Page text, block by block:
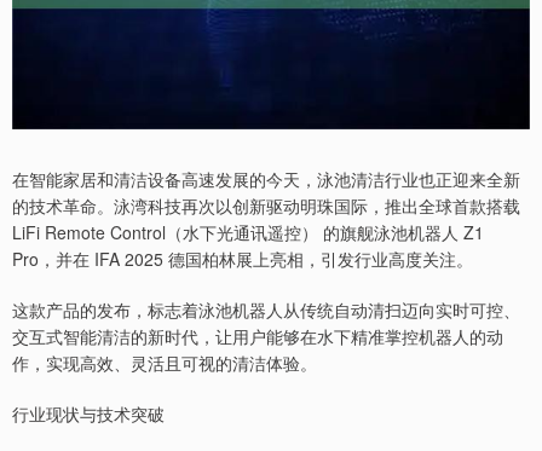
在智能家居和清洁设备高速发展的今天，泳池清洁行业也正迎来全新
的技术革命。泳湾科技再次以创新驱动明珠国际，推出全球首款搭载
LiFi Remote Control（水下光通讯遥控） 的旗舰泳池机器人 Z1
Pro，并在 IFA 2025 德国柏林展上亮相，引发行业高度关注。
这款产品的发布，标志着泳池机器人从传统自动清扫迈向实时可控、
交互式智能清洁的新时代，让用户能够在水下精准掌控机器人的动
作，实现高效、灵活且可视的清洁体验。
行业现状与技术突破